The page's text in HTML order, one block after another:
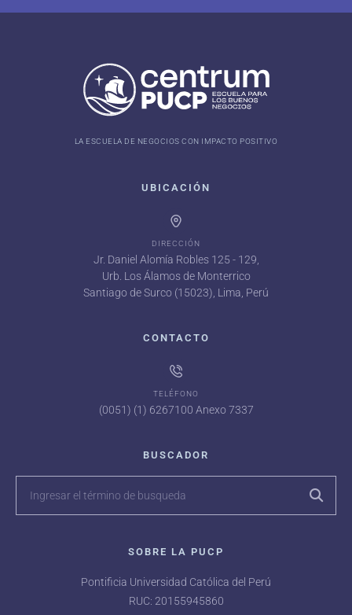
LA ESCUELA DE NEGOCIOS CON IMPACTO POSITIVO
UBICACIÓN
DIRECCIÓN
Jr. Daniel Alomía Robles 125 - 129,
Urb. Los Álamos de Monterrico
Santiago de Surco (15023), Lima, Perú
CONTACTO
TELÉFONO
(0051) (1) 6267100 Anexo 7337
BUSCADOR
SOBRE LA PUCP
Pontificia Universidad Católica del Perú
RUC: 20155945860